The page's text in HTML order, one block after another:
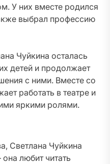
У них вместе родился
выбрал профессию
Чуйкина осталась
детей и продолжает
с ними. Вместе со
работать в театре и
яркими ролями.
Светлана Чуйкина
она любит читать